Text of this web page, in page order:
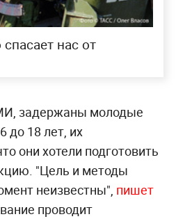
нас от
задержаны молодые
до 18 лет, их
они хотели подготовить
"Цель и методы
неизвестны", пишет
проводит